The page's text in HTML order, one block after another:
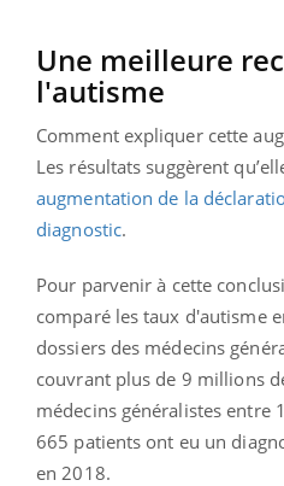
Une meilleure
l'autisme
Comment expliquer cette
Les résultats suggèrent
augmentation de la
diagnostic.
Pour parvenir à cette
comparé les taux d'autisme
dossiers des médecins
couvrant plus de 9 millions
médecins généralistes entre
665 patients ont eu un
en 2018.